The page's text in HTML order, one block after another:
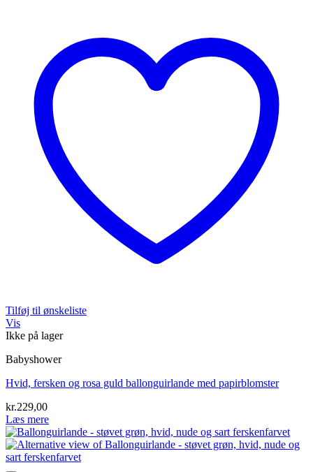
varesiden
Tilføj til ønskeliste
Vis
Ikke på lager
Babyshower
Hvid, fersken og rosa guld ballonguirlande med papirblomster
kr.229,00
Læs mere